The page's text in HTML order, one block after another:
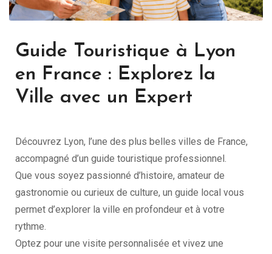
Guide Touristique à Lyon
en France : Explorez la
Ville avec un Expert
Découvrez Lyon, l’une des plus belles villes de France,
accompagné d’un guide touristique professionnel.
Que vous soyez passionné d’histoire, amateur de
gastronomie ou curieux de culture, un guide local vous
permet d’explorer la ville en profondeur et à votre
rythme.
Optez pour une visite personnalisée et vivez une